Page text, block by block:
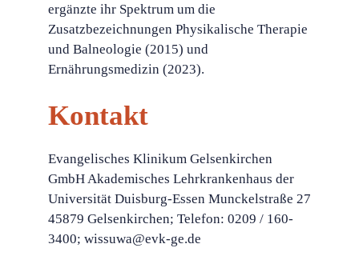
ergänzte ihr Spektrum um die
Zusatzbezeichnungen Physikalische Therapie
und Balneologie (2015) und
Ernährungsmedizin (2023).
Kontakt
Evangelisches Klinikum Gelsenkirchen
GmbH Akademisches Lehrkrankenhaus der
Universität Duisburg-Essen Munckelstraße 27
45879 Gelsenkirchen; Telefon: 0209 / 160-
3400; wissuwa@evk-ge.de